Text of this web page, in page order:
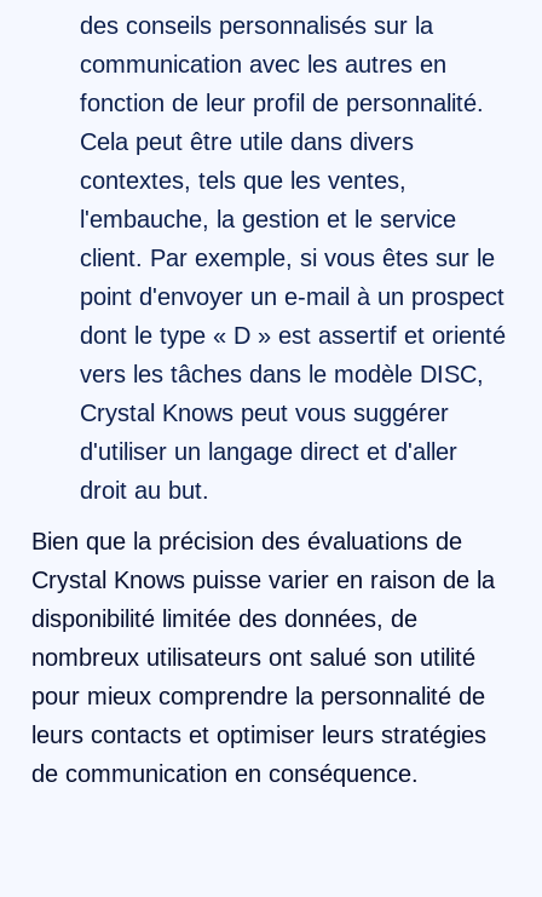
des conseils personnalisés sur la
communication avec les autres en
fonction de leur profil de personnalité.
Cela peut être utile dans divers
contextes, tels que les ventes,
l'embauche, la gestion et le service
client. Par exemple, si vous êtes sur le
point d'envoyer un e-mail à un prospect
dont le type « D » est assertif et orienté
vers les tâches dans le modèle DISC,
Crystal Knows peut vous suggérer
d'utiliser un langage direct et d'aller
droit au but.
Bien que la précision des évaluations de
Crystal Knows puisse varier en raison de la
disponibilité limitée des données, de
nombreux utilisateurs ont salué son utilité
pour mieux comprendre la personnalité de
leurs contacts et optimiser leurs stratégies
de communication en conséquence.